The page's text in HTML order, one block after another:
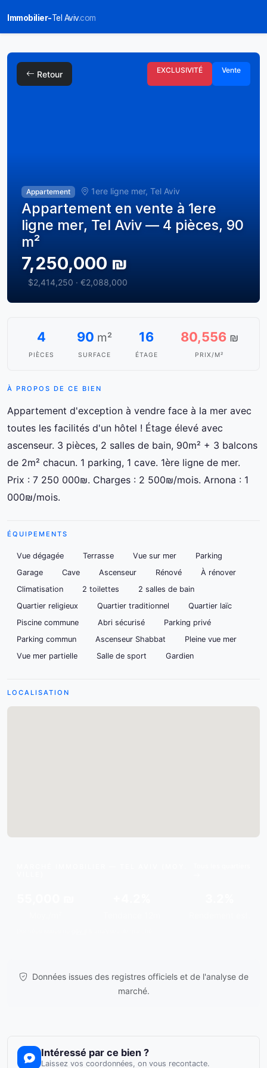
Immobilier-Tel Aviv.com
Retour EXCLUSIVITÉ Vente
Appartement 1ere ligne mer, Tel Aviv
Appartement en vente à 1ere
ligne mer, Tel Aviv — 4 pièces, 90
m²
7,250,000 ₪
$2,414,250 · €2,088,000
4
PIÈCES
90 m²
SURFACE
16
ÉTAGE
80,556₪
PRIX/M²
À PROPOS DE CE BIEN
Appartement d'exception à vendre face à la mer avec
toutes les facilités d'un hôtel ! Étage élevé avec
ascenseur. 3 pièces, 2 salles de bain, 90m² + 3 balcons
de 2m² chacun. 1 parking, 1 cave. 1ère ligne de mer.
Prix : 7 250 000₪. Charges : 2 500₪/mois. Arnona : 1
000₪/mois.
ÉQUIPEMENTS
Vue dégagée Terrasse Vue sur mer
Parking
Garage
Cave Ascenseur Rénové
À rénover
Climatisation
2 toilettes
2 salles de bain
Quartier religieux
Quartier traditionnel
Quartier laïc
Piscine commune
Abri sécurisé
Parking privé
Parking commun
Ascenseur Shabbat
Pleine vue mer
Vue mer partielle
Salle de sport Gardien
LOCALISATION
Données issues des registres officiels et de l'analyse de
marché.
Intéressé par ce bien ?
Laissez vos coordonnées, on vous recontacte.